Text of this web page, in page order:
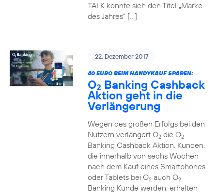
TALK konnte sich den Titel „Marke
des Jahres“ […]
22. Dezember 2017
40 EURO BEIM HANDYKAUF SPAREN:
O2 Banking Cashback
Aktion geht in die
Verlängerung
Wegen des großen Erfolgs bei den
Nutzern verlängert O2die O2
Banking Cashback Aktion. Kunden,
die innerhalb von sechs Wochen
nach dem Kauf eines Smartphones
oder Tablets bei O2auch O2
Banking Kunde werden, erhalten